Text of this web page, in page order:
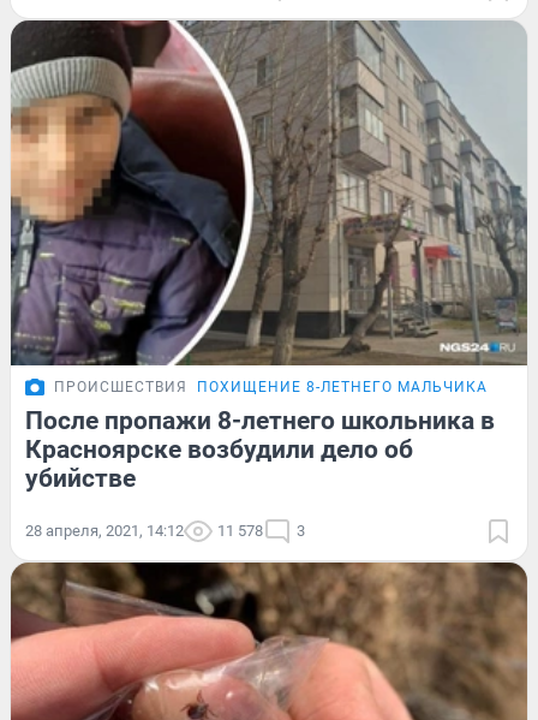
ПРОИСШЕСТВИЯ ПОХИЩЕНИЕ 8-ЛЕТНЕГО МАЛЬЧИКА
После пропажи 8-летнего школьника в
Красноярске возбудили дело об
убийстве
28 апреля, 2021, 14:12 11 578 3